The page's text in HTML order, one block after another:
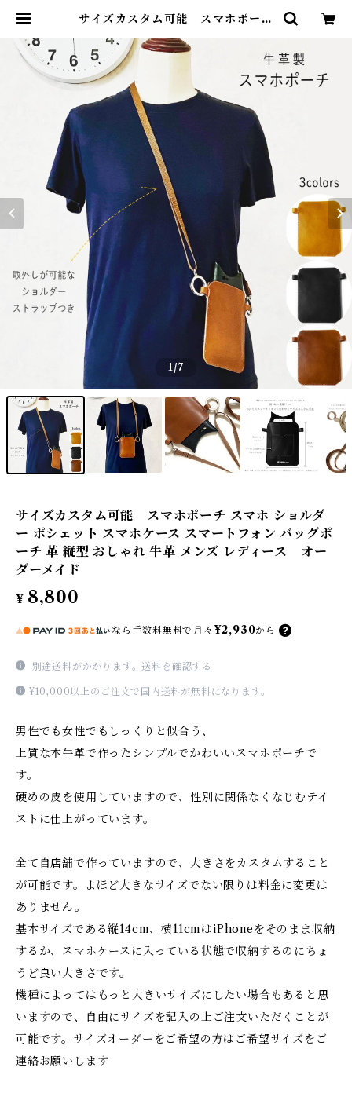
サイズカスタム可能 スマホポーチ
ホケース スマートフォン バッグポ
ーチ 革 縦型 おしゃれ 牛革 メンズ
レディース オーダーメイド | コモ
ンママ
1/7
サイズカスタム可能 スマホポーチ スマホ ショルダ
ー ポシェット スマホケース スマートフォン バッグポ
ーチ 革 縦型 おしゃれ 牛革 メンズ レディース オー
ダーメイド
¥ 8,800
なら 手数料無料で 月々 ¥2,930から
別途送料がかかります。送料を確認する
¥10,000以上のご注文で国内送料が無料になります。
男性でも女性でもしっくりと似合う、
上質な本牛革で作ったシンプルでかわいいスマホポーチで
す。
硬めの皮を使用していますので、性別に関係なくなじむテイ
ストに仕上がっています。
全て自店舗で作っていますので、大きさをカスタムすること
が可能です。よほど大きなサイズでない限りは料金に変更は
ありません。
基本サイズである縦14cm、横11cmはiPhoneをそのまま収納
するか、スマホケースに入っている状態で収納するのにちょ
うど良い大きさです。
機種によってはもっと大きいサイズにしたい場合もあると思
いますので、自由にサイズを記入の上ご注文いただくことが
可能です。サイズオーダーをご希望の方はご希望サイズをご
連絡お願いします